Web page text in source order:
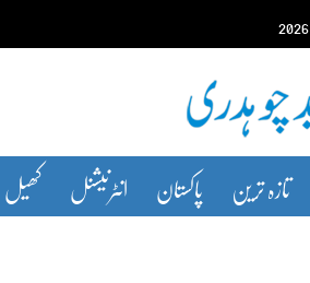
2026
تازہ ترین پاکستان انٹرنیشنل کھیل